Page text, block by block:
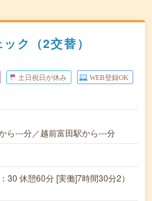
ク（2交替）
土日祝日が休み WEB登録OK
ら---分／越前富田駅から---分
30 休憩60分 [実働]7時間30分2）